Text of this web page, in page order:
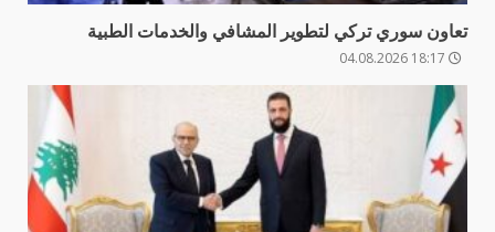
تعاون سوري تركي لتطوير المشافي والخدمات الطبية